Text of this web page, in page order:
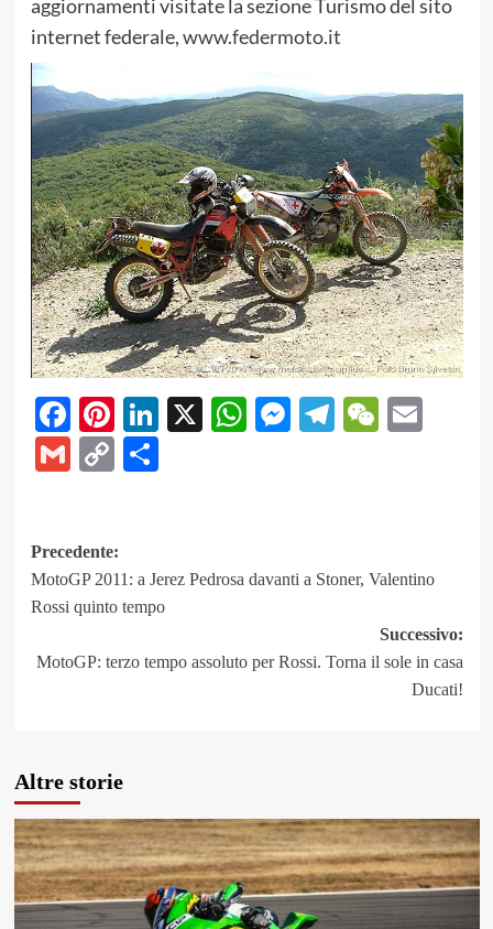
aggiornamenti visitate la sezione Turismo del sito
internet federale,www.federmoto.it
Facebook
Pinterest
LinkedIn
X WhatsApp
Messenger
Telegram
Gmail
CopyShare
Navigazione
articolo
Precedente:
MotoGP 2011: a Jerez Pedrosa davanti a Stoner, Valentino
Rossi quinto tempo
Successivo:
MotoGP: terzo tempo assoluto per Rossi. Torna il sole in casa
Ducati!
Altre storie